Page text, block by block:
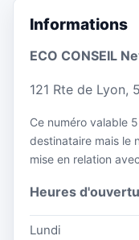
Informations
ECO CONSEIL
121 Rte de Lyon,
Ce numéro valable
destinataire mais le
mise en relation
Heures
Lundi